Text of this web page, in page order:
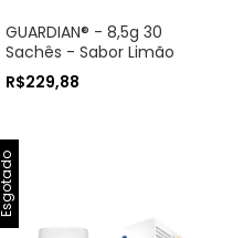
GUARDIAN® - 8,5g 30
Sachês - Sabor Limão
R$229,88
Esgotado